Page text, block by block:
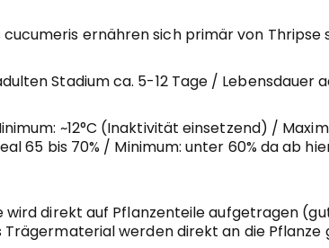
cucumeris ernähren sich primär von
Stadium ca. 5-12 Tage /
~12°C (Inaktivität einsetzend) /
65 bis 70% / Minimum: unter 60% da ab
wird direkt auf Pflanzenteile aufgetragen
Trägermaterial werden direkt an die Pflanze